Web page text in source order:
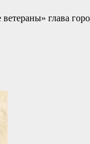
глава